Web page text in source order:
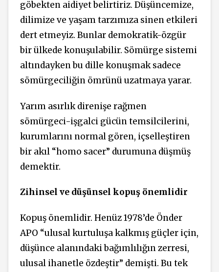
göbekten aidiyet belirtiriz. Düşüncemize,
dilimize ve yaşam tarzımıza sinen etkileri
dert etmeyiz. Bunlar demokratik-özgür
bir ülkede konuşulabilir. Sömürge sistemi
altındayken bu dille konuşmak sadece
sömürgeciliğin ömrünü uzatmaya yarar.
Yarım asırlık direnişe rağmen
sömürgeci-işgalci gücün temsilcilerini,
kurumlarını normal gören, içselleştiren
bir akıl “homo sacer” durumuna düşmüş
demektir.
Zihinsel ve düşünsel kopuş önemlidir
Kopuş önemlidir. Henüz 1978’de Önder
APO “ulusal kurtuluşa kalkmış güçler için,
düşünce alanındaki bağımlılığın zerresi,
ulusal ihanetle özdeştir” demişti. Bu tek